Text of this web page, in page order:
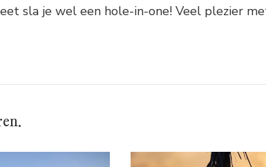
sla je wel een hole-in-one! Veel plezier